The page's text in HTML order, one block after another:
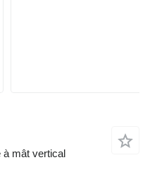
à mât vertical